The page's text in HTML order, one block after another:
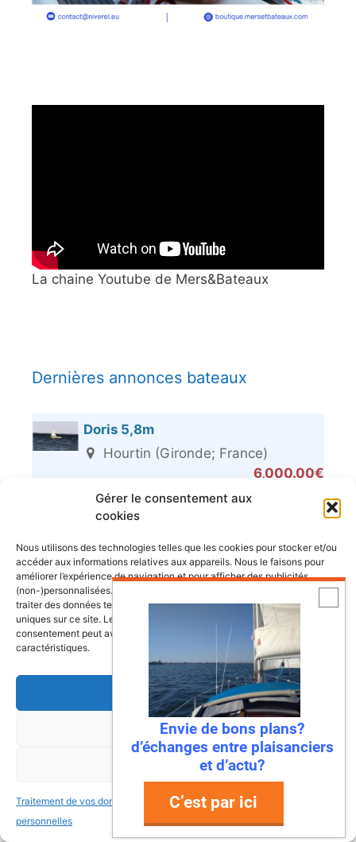
Gérer le consentement aux
cookies
Nous utilisons des technologies telles que les cookies pour stocker et/ou
accéder aux informations relatives aux appareils. Nous le faisons pour
améliorer l’expérience de navigation et pour afficher des publicités
(non-)personnalisées. Consentir à ces technologies nous autorisera à
traiter des données telles que le comportement de navigation ou les ID
uniques sur ce site. Le fait de ne pas consentir ou de retirer son
consentement peut avoir un effet négatif sur certaines fonctonnalités et
caractéristiques.
Accepter
Refuser
Voir les préférences
Traitement de vos données
personnelles
Traitement de vos données
personnelles
La chaine Youtube de Mers&Bateaux
Dernières annonces bateaux
Doris 5,8m
Hourtin (Gironde; France)
6,000.00€
Bateau à voile Tes 678 BT
Vente voilier Jeanneau Symphonie
1982
La Rochelle
19,000.00€
Déposez votre annonce bateau
gratuitement
Envie de bons plans?
d’échanges entre plaisanciers
et d’actu?
C’est par ici